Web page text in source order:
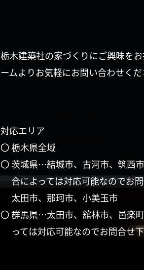
栃木建築社の家づくりにご興味を
ームよりお気軽にお問い合わせくだ
対応エリア
〇 栃木県全域
〇 茨城県…結城市、古河市、筑西
合によっては対応可能なのでお
太田市、那珂市、小美玉市
〇 群馬県…太田市、舘林市、邑楽
っては対応可能なのでお問合せ